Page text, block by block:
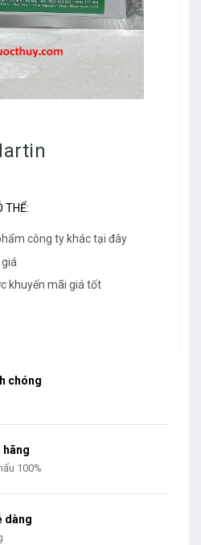
THỂ:
công ty khác tại đây
khuyến mãi giá tốt
chóng
hãng
100%
dàng